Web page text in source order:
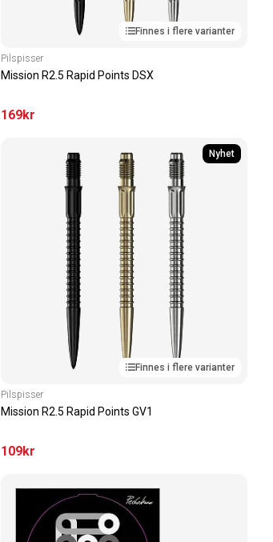
Finnes i flere varianter
Pilspisser
Mission R2.5 Rapid Points DSX
169kr
Nyhet
Finnes i flere varianter
Pilspisser
Mission R2.5 Rapid Points GV1
109kr